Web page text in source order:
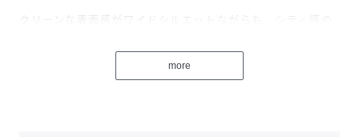
クリーンな表面感がワイドシルエットながらも、シティ感の
スの少ない履き心地とシワになりにくさが、魅力のアイテム
more